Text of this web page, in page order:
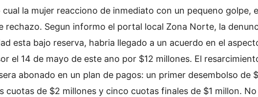
cual la mujer reacciono de inmediato con un pequeno golpe,
rechazo. Segun informo el portal local Zona Norte, la
esta bajo reserva, habria llegado a un acuerdo en el
el 14 de mayo de este ano por $12 millones. El
abonado en un plan de pagos: un primer desembolso de
cuotas de $2 millones y cinco cuotas finales de $1 millon. No